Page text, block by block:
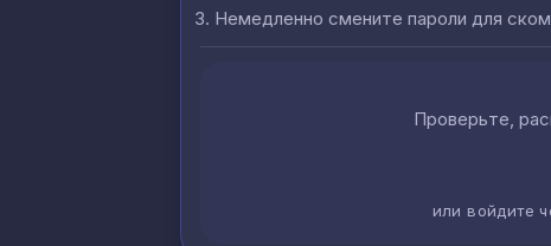
Немедленно смените пароли для
Проверьте,
или войдите